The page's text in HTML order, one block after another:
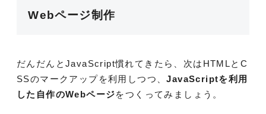
Webページ制作
だんだんとJavaScript慣れてきたら、次はHTMLとC
SSのマークアップを利用しつつ、JavaScriptを利用
した自作のWebページをつくってみましょう。